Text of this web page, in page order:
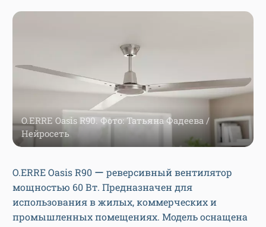
O.ERRE Oasis R90. Фото: Татьяна Фадеева /
Нейросеть
O.ERRE Oasis R90 ー реверсивный вентилятор
мощностью 60 Вт. Предназначен для
использования в жилых, коммерческих и
промышленных помещениях. Модель оснащена